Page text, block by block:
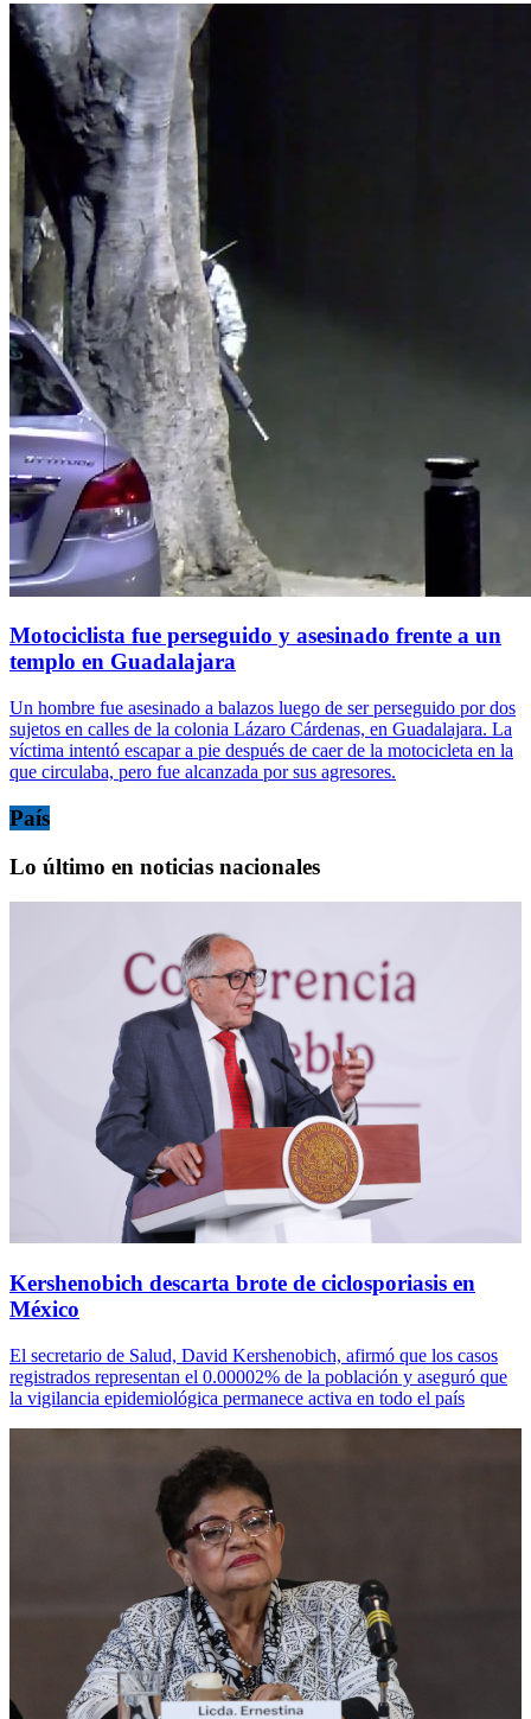
Motociclista fue perseguido y asesinado frente a un
templo en Guadalajara
Un hombre fue asesinado a balazos luego de ser perseguido por dos
sujetos en calles de la colonia Lázaro Cárdenas, en Guadalajara. La
víctima intentó escapar a pie después de caer de la motocicleta en la
que circulaba, pero fue alcanzada por sus agresores.
País
Lo último en noticias nacionales
Kershenobich descarta brote de ciclosporiasis en
México
El secretario de Salud, David Kershenobich, afirmó que los casos
registrados representan el 0.00002% de la población y aseguró que
la vigilancia epidemiológica permanece activa en todo el país